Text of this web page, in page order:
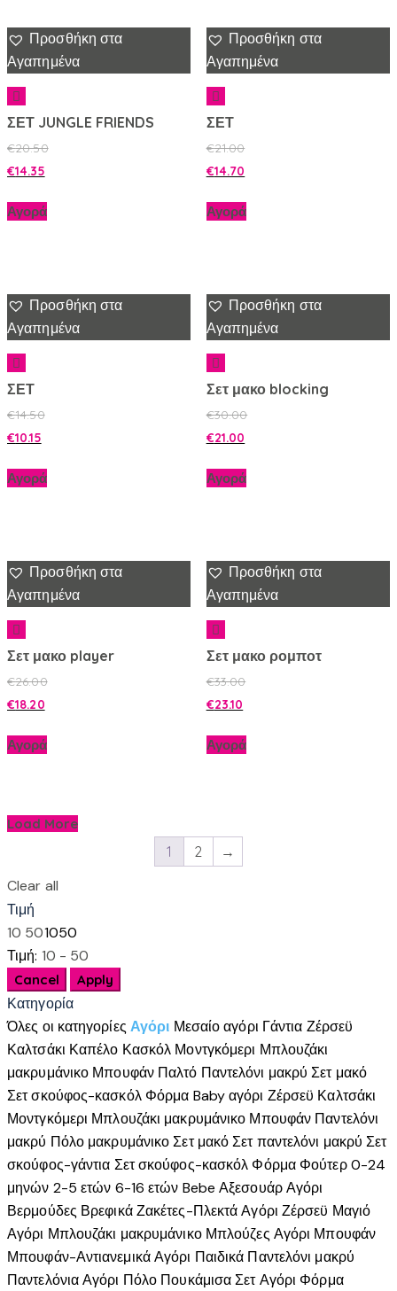
Προσθήκη στα
Αγαπημένα
ΣΕΤ JUNGLE FRIENDS
€20.50
€14.35
Αγορά
Προσθήκη στα
Αγαπημένα
ΣΕΤ
€21.00
€14.70
Αγορά
Προσθήκη στα
Αγαπημένα
ΣΕΤ
€14.50
€10.15
Αγορά
Προσθήκη στα
Αγαπημένα
Σετ μακο blocking
€30.00
€21.00
Αγορά
Προσθήκη στα
Αγαπημένα
Σετ μακο player
€26.00
€18.20
Αγορά
Προσθήκη στα
Αγαπημένα
Σετ μακο ρομποτ
€33.00
€23.10
Αγορά
Load More
1 2 →
Clear all
Τιμή
10 501050
Τιμή: 10 - 50
Κατηγορία
Όλες οι κατηγορίες Αγόρι Μεσαίο αγόρι Γάντια Ζέρσεϋ
Καλτσάκι Καπέλο Κασκόλ Μοντγκόμερι Μπλουζάκι
μακρυμάνικο Μπουφάν Παλτό Παντελόνι μακρύ Σετ μακό
Σετ σκούφος-κασκόλ Φόρμα Baby αγόρι Ζέρσεϋ Καλτσάκι
Μοντγκόμερι Μπλουζάκι μακρυμάνικο Μπουφάν Παντελόνι
μακρύ Πόλο μακρυμάνικο Σετ μακό Σετ παντελόνι μακρύ Σετ
σκούφος-γάντια Σετ σκούφος-κασκόλ Φόρμα Φούτερ 0-24
μηνών 2-5 ετών 6-16 ετών Bebe Αξεσουάρ Αγόρι
Βερμούδες Βρεφικά Ζακέτες-Πλεκτά Αγόρι Ζέρσεϋ Μαγιό
Αγόρι Μπλουζάκι μακρυμάνικο Μπλούζες Αγόρι Μπουφάν
Μπουφάν-Αντιανεμικά Αγόρι Παιδικά Παντελόνι μακρύ
Παντελόνια Αγόρι Πόλο Πουκάμισα Σετ Αγόρι Φόρμα